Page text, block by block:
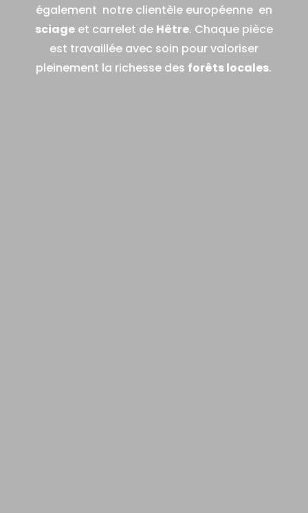
également notre clientèle européenne en
sciageet carrelet de Hêtre. Chaque pièce
est travaillée avec soin pour valoriser
pleinement la richesse des forêts locales.